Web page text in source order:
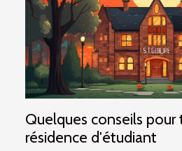
Quelques conseils pour
résidence d'étudiant